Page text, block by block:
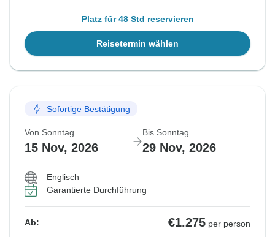
Platz für 48 Std reservieren
Reisetermin wählen
Sofortige Bestätigung
Von Sonntag
15 Nov, 2026
Bis Sonntag
29 Nov, 2026
Englisch
Garantierte Durchführung
Ab: €1.275 per person